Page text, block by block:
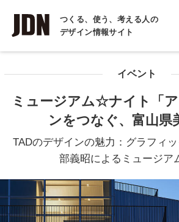
つくる、使う、考える人の
デザイン情報サイト
INTERVIEW
インタビュー
COLUMN
イベント
ミュージアム☆ナイト「
ンをつなぐ、富山県
TADのデザインの魅力：グラフィ
部義昭によるミュージア